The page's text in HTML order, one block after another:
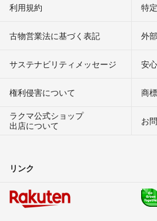
利用規約 特
古物営業法に基づく表記 外
サステナビリティメッセージ 安
権利侵害について
商
ラクマ公式ショップ
出店について
お
リンク